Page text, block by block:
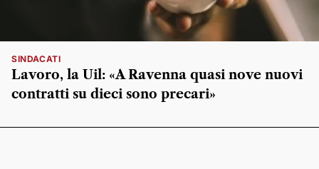
SINDACATI
Lavoro, la Uil: «A Ravenna quasi nove nuovi
contratti su dieci sono precari»